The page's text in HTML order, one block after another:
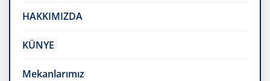
HAKKIMIZDA
KÜNYE
Mekanlarımız